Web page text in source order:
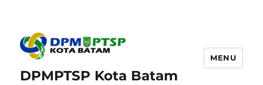
DPMPTSP Kota Batam
MENU